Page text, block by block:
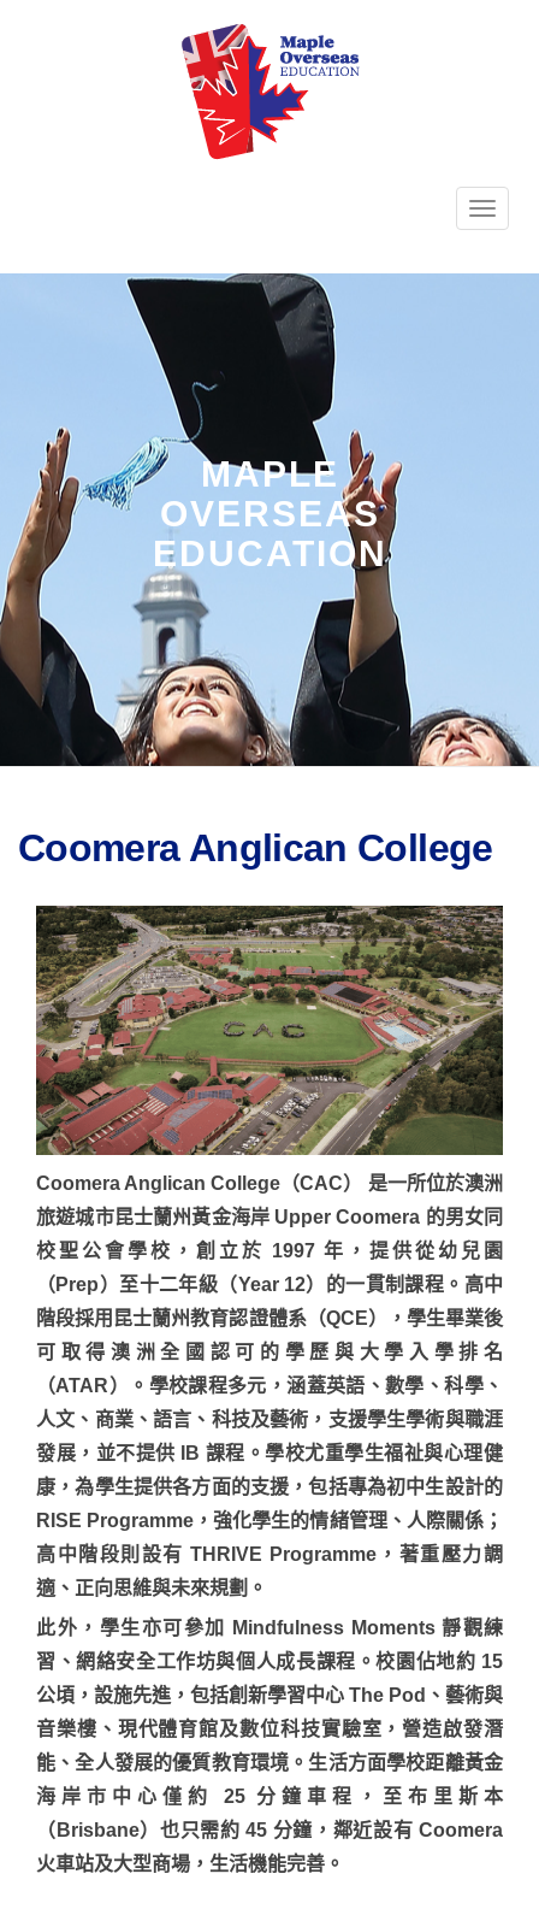
MAPLE
OVERSEAS
EDUCATION
Coomera Anglican College
Coomera Anglican College（CAC） 是一所位於澳洲
旅遊城市昆士蘭州黃金海岸 Upper Coomera 的男女同
校聖公會學校，創立於 1997 年，提供從幼兒園
（Prep）至十二年級（Year 12）的一貫制課程。高中
階段採用昆士蘭州教育認證體系（QCE），學生畢業後
可取得澳洲全國認可的學歷與大學入學排名
（ATAR）。學校課程多元，涵蓋英語、數學、科學、
人文、商業、語言、科技及藝術，支援學生學術與職涯
發展，並不提供 IB 課程。學校尤重學生福祉與心理健
康，為學生提供各方面的支援，包括專為初中生設計的
RISE Programme，強化學生的情緒管理、人際關係；
高中階段則設有 THRIVE Programme，著重壓力調
適、正向思維與未來規劃。
此外，學生亦可參加 Mindfulness Moments 靜觀練
習、網絡安全工作坊與個人成長課程。校園佔地約 15
公頃，設施先進，包括創新學習中心 The Pod、藝術與
音樂樓、現代體育館及數位科技實驗室，營造啟發潛
能、全人發展的優質教育環境。生活方面學校距離黃金
海岸市中心僅約 25 分鐘車程，至布里斯本
（Brisbane）也只需約 45 分鐘，鄰近設有 Coomera
火車站及大型商場，生活機能完善。